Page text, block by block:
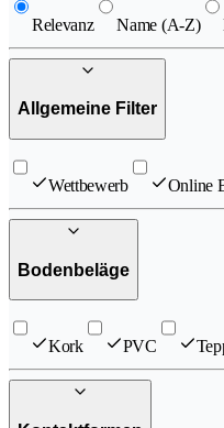
Relevanz Name (A-Z)
Allgemeine Filter
Wettbewerb Online
Bodenbeläge
Kork PVC